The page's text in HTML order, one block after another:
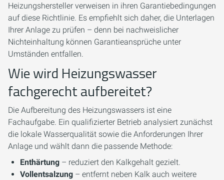
Heizungshersteller verweisen in ihren Garantiebedingungen
auf diese Richtlinie. Es empfiehlt sich daher, die Unterlagen
Ihrer Anlage zu prüfen – denn bei nachweislicher
Nichteinhaltung können Garantieansprüche unter
Umständen entfallen.
Wie wird Heizungswasser
fachgerecht aufbereitet?
Die Aufbereitung des Heizungswassers ist eine
Fachaufgabe. Ein qualifizierter Betrieb analysiert zunächst
die lokale Wasserqualität sowie die Anforderungen Ihrer
Anlage und wählt dann die passende Methode:
Enthärtung – reduziert den Kalkgehalt gezielt.
Vollentsalzung – entfernt neben Kalk auch weitere